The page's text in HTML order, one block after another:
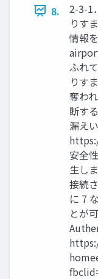
8.
2-3-1
りす
情報
ふれ
りす
奪わ
断す
漏え
安全
生し
接続
に 7
とが